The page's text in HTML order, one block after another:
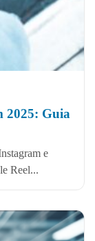
2025: Guia
e
Reel...